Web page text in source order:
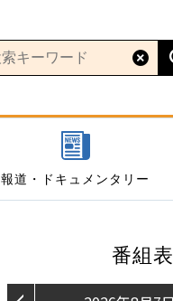
報道・ドキュメンタリー
番組表